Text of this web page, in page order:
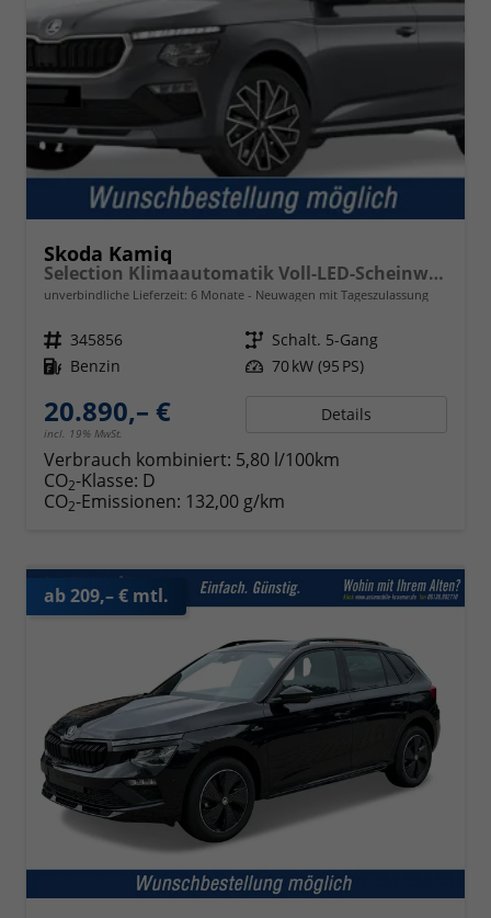
Skoda Kamiq
Selection Klimaautomatik Voll-LED-Scheinwerfer Tempomat
unverbindliche Lieferzeit: 6 Monate Neuwagen mit Tageszulassung
Fahrzeugnr. 345856 Getriebe Schalt. 5-Gang
Kraftstoff Benzin Leistung 70 kW (95 PS)
20.890,– €
incl. 19% MwSt.
Details
Verbrauch kombiniert: 5,80 l/100km
CO2-Klasse: D
CO2-Emissionen: 132,00 g/km
ab 209,– € mtl.